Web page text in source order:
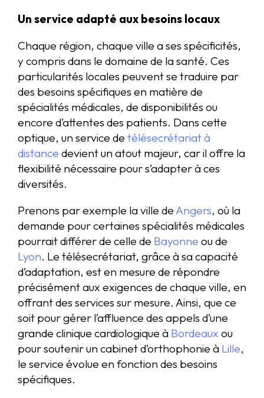
Un service adapté aux besoins locaux
Chaque région, chaque ville a ses spécificités,
y compris dans le domaine de la santé. Ces
particularités locales peuvent se traduire par
des besoins spécifiques en matière de
spécialités médicales, de disponibilités ou
encore d’attentes des patients. Dans cette
optique, un service de télésecrétariat à
distance devient un atout majeur, car il offre la
flexibilité nécessaire pour s’adapter à ces
diversités.
Prenons par exemple la ville deAngers, où la
demande pour certaines spécialités médicales
pourrait différer de celle de Bayonne ou de
Lyon. Le télésecrétariat, grâce à sa capacité
d’adaptation, est en mesure de répondre
précisément aux exigences de chaque ville, en
offrant des services sur mesure. Ainsi, que ce
soit pour gérer l’affluence des appels d’une
grande clinique cardiologique à Bordeaux ou
pour soutenir un cabinet d’orthophonie à Lille,
le service évolue en fonction des besoins
spécifiques.